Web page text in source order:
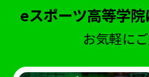
eスポーツ高等学
お気軽に